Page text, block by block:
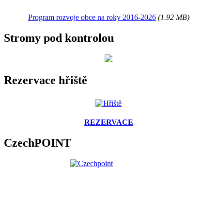
Program rozvoje obce na roky 2016-2026(1.92 MB)
Stromy pod kontrolou
Rezervace hřiště
REZERVACE
CzechPOINT